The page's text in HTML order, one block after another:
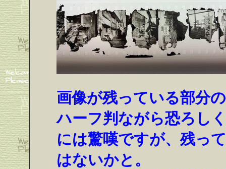
画像が残っている部分
ハーフ判ながら恐ろし
には驚嘆ですが、残っ
はないかと。